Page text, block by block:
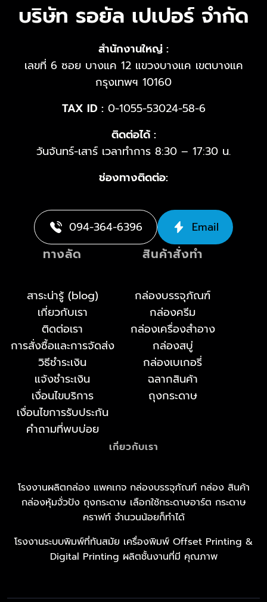
บริษัท รอยัล เปเปอร์ จำกัด
สำนักงานใหญ่ :
เลขที่ 6 ซอย บางแค 12 แขวงบางแค เขตบางแค
กรุงเทพฯ 10160
TAX ID :0-1055-53024-58-6
ติดต่อได้ :
วันจันทร์-เสาร์ เวลาทำการ 8:30 – 17:30 น.
ช่องทางติดต่อ:
094-364-6396 Email
ทางลัด
สาระน่ารู้ (blog)
เกี่ยวกับเรา
ติดต่อเรา
การสั่งซื้อและการจัดส่ง
วิธีชำระเงิน
แจ้งชำระเงิน
เงื่อนไขบริการ
เงื่อนไขการรับประกัน
คำถามที่พบบ่อย
สินค้าสั่งทำ
กล่องบรรจุภัณฑ์
กล่องครีม
กล่องเครื่องสำอาง
กล่องสบู่
กล่องเบเกอรี่
ฉลากสินค้า
ถุงกระดาษ
เกี่ยวกับเรา
โรงงานผลิตกล่อง แพคเกจ กล่องบรรจุภัณฑ์ กล่อง สินค้า
กล่องหุ้มจั่วปัง ถุงกระดาษ เลือกใช้กระดาษอาร์ต กระดาษ
คราฟท์ จำนวนน้อยก็ทำได้
โรงงานระบบพิมพ์ที่ทันสมัย เครื่องพิมพ์ Offset Printing &
Digital Printing ผลิตชั้นงานที่มี คุณภาพ